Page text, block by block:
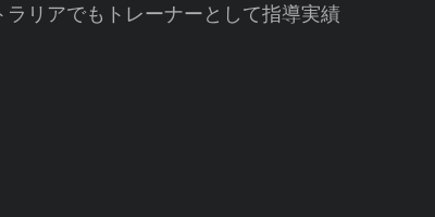
リアでもトレーナーとして指導実績